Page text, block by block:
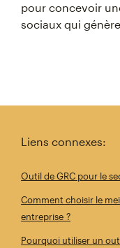
pour concevoir
sociaux qui
Liens connexes:
Outil de GRC pour le
Comment choisir le
entreprise ?
Pourquoi utiliser un